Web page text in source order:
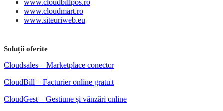
www.cloudbillpos.ro
www.cloudmart.ro
www.siteuriweb.eu
Soluții oferite
Cloudsales – Marketplace conector
CloudBill – Facturier online gratuit
CloudGest – Gestiune și vânzări online